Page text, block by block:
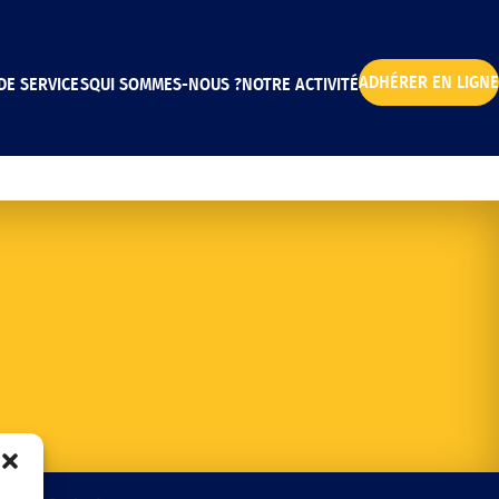
SERVICESQUI SOMMES-NOUS ?NOTRE ACTIVITÉADHÉRER EN LIGNE